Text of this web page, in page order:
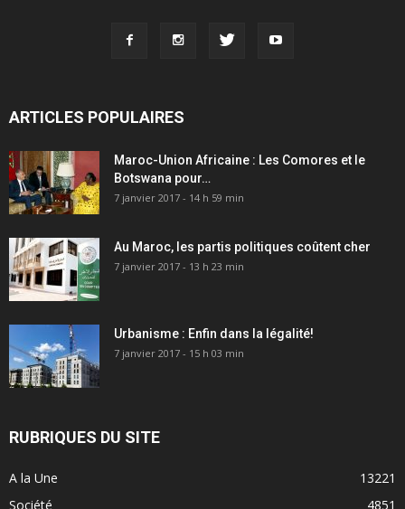
ARTICLES POPULAIRES
Maroc-Union Africaine : Les Comores et le
Botswana pour…
7 janvier 2017 - 14 h 59 min
Au Maroc, les partis politiques coûtent cher
7 janvier 2017 - 13 h 23 min
Urbanisme : Enfin dans la légalité!
7 janvier 2017 - 15 h 03 min
RUBRIQUES DU SITE
A la Une
13221
Société
4851